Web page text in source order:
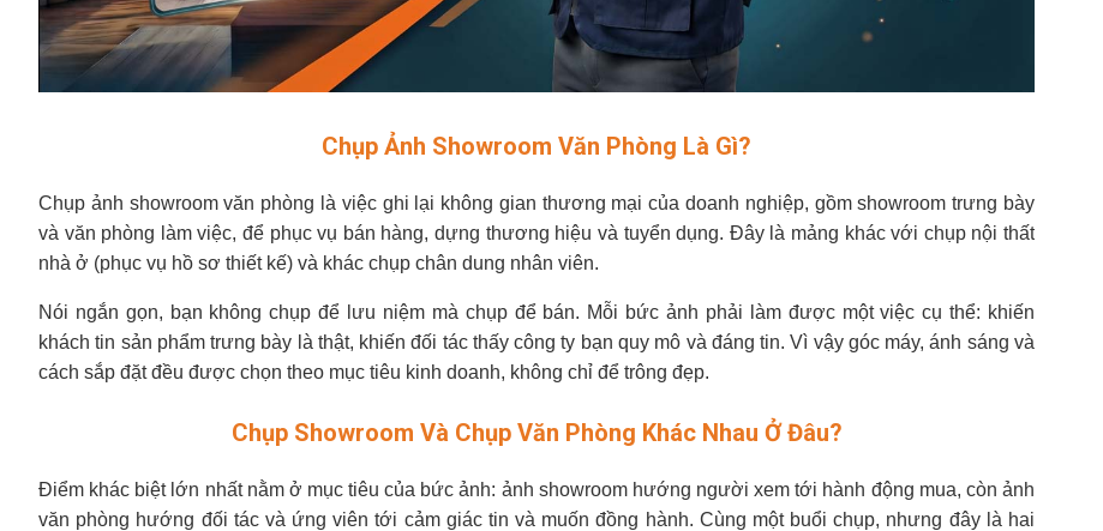
Chụp Ảnh Showroom Văn Phòng Là Gì?
Chụp ảnh showroom văn phòng là việc ghi lại không gian thương mại của doanh nghiệp, gồm showroom trưng bày
và văn phòng làm việc, để phục vụ bán hàng, dựng thương hiệu và tuyển dụng. Đây là mảng khác với chụp nội thất
nhà ở (phục vụ hồ sơ thiết kế) và khác chụp chân dung nhân viên.
Nói ngắn gọn, bạn không chụp để lưu niệm mà chụp để bán. Mỗi bức ảnh phải làm được một việc cụ thể: khiến
khách tin sản phẩm trưng bày là thật, khiến đối tác thấy công ty bạn quy mô và đáng tin. Vì vậy góc máy, ánh sáng và
cách sắp đặt đều được chọn theo mục tiêu kinh doanh, không chỉ để trông đẹp.
Chụp Showroom Và Chụp Văn Phòng Khác Nhau Ở Đâu?
Điểm khác biệt lớn nhất nằm ở mục tiêu của bức ảnh: ảnh showroom hướng người xem tới hành động mua, còn ảnh
văn phòng hướng đối tác và ứng viên tới cảm giác tin và muốn đồng hành. Cùng một buổi chụp, nhưng đây là hai